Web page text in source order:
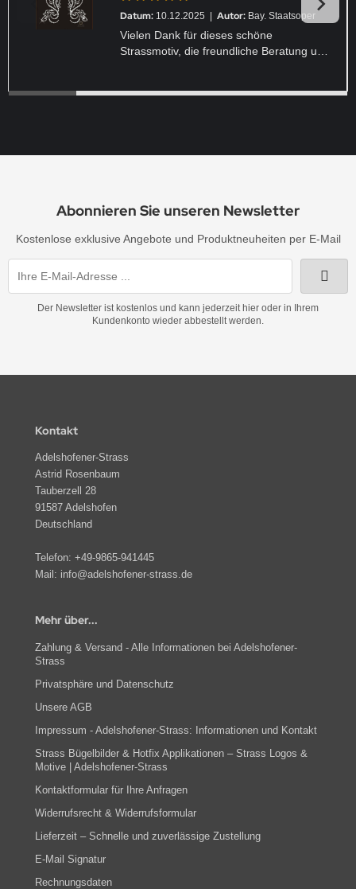
Datum: 10.12.2025 | Autor: Bay. Staatsoper
Vielen Dank für dieses schöne
Strassmotiv, die freundliche Beratung und
Abonnieren Sie unseren Newsletter
Kostenlose exklusive Angebote und Produktneuheiten per E-Mail
Der Newsletter ist kostenlos und kann jederzeit hier oder in Ihrem
Kundenkonto wieder abbestellt werden.
Kontakt
Adelshofener-Strass
Astrid Rosenbaum
Tauberzell 28
91587 Adelshofen
Deutschland
Telefon: +49-9865-941445
Mail: info@adelshofener-strass.de
Mehr über...
Zahlung & Versand - Alle Informationen bei Adelshofener-
Strass
Privatsphäre und Datenschutz
Unsere AGB
Impressum - Adelshofener-Strass: Informationen und Kontakt
Strass Bügelbilder & Hotfix Applikationen – Strass Logos &
Motive | Adelshofener-Strass
Kontaktformular für Ihre Anfragen
Widerrufsrecht & Widerrufsformular
Lieferzeit – Schnelle und zuverlässige Zustellung
E-Mail Signatur
Rechnungsdaten